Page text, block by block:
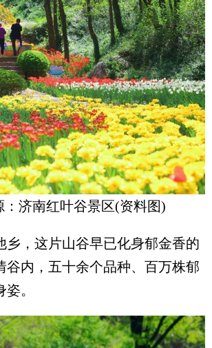
：济南红叶谷景区(资料图)
，这片山谷早已化身郁金香的
谷内，五十余个品种、百万株郁
。